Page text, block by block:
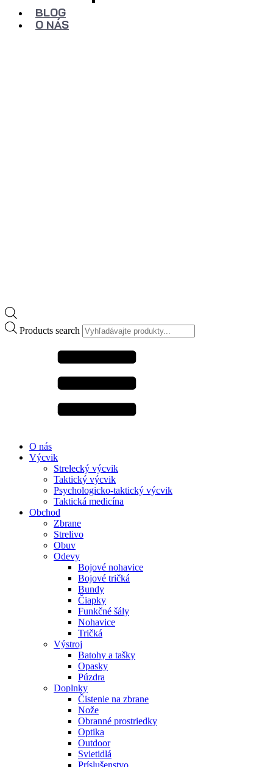
BLOG
O NÁS
Products search
O nás
Výcvik
Strelecký výcvik
Taktický výcvik
Psychologicko-taktický výcvik
Taktická medicína
Obchod
Zbrane
Strelivo
Obuv
Odevy
Bojové nohavice
Bojové tričká
Bundy
Čiapky
Funkčné šály
Nohavice
Tričká
Výstroj
Batohy a tašky
Opasky
Púzdra
Doplnky
Čistenie na zbrane
Nože
Obranné prostriedky
Optika
Outdoor
Svietidlá
Príslušenstvo